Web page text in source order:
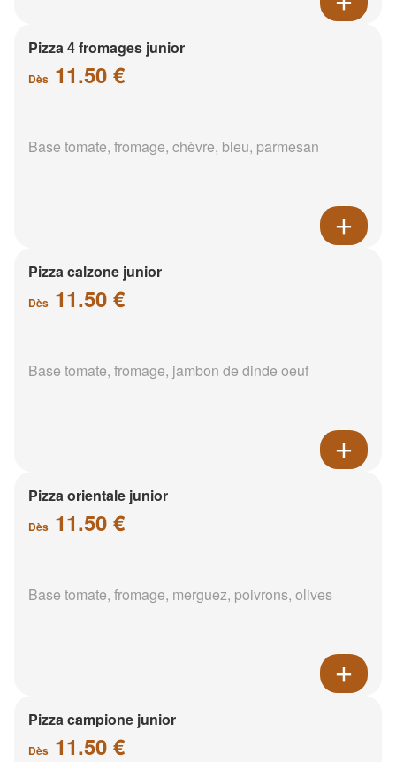
Pizza 4 fromages junior
Dès 11.50 €
Base tomate, fromage, chèvre, bleu, parmesan
Pizza calzone junior
Dès 11.50 €
Base tomate, fromage, jambon de dinde oeuf
Pizza orientale junior
Dès 11.50 €
Base tomate, fromage, merguez, poivrons, olives
Pizza campione junior
Dès 11.50 €